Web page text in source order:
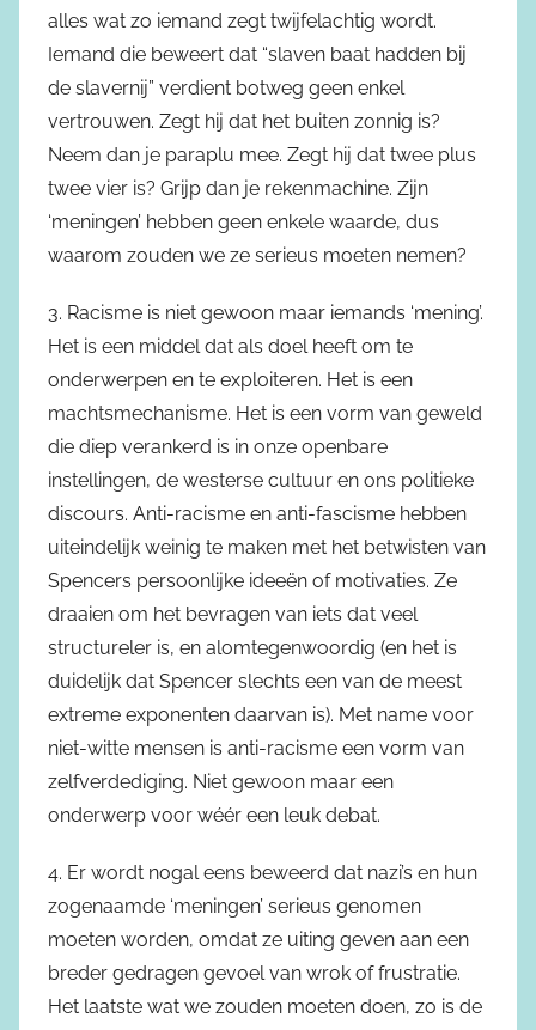
alles wat zo iemand zegt twijfelachtig wordt.
Iemand die beweert dat “slaven baat hadden bij
de slavernij” verdient botweg geen enkel
vertrouwen. Zegt hij dat het buiten zonnig is?
Neem dan je paraplu mee. Zegt hij dat twee plus
twee vier is? Grijp dan je rekenmachine. Zijn
‘meningen’ hebben geen enkele waarde, dus
waarom zouden we ze serieus moeten nemen?
3. Racisme is niet gewoon maar iemands ‘mening’.
Het is een middel dat als doel heeft om te
onderwerpen en te exploiteren. Het is een
machtsmechanisme. Het is een vorm van geweld
die diep verankerd is in onze openbare
instellingen, de westerse cultuur en ons politieke
discours. Anti-racisme en anti-fascisme hebben
uiteindelijk weinig te maken met het betwisten van
Spencers persoonlijke ideeën of motivaties. Ze
draaien om het bevragen van iets dat veel
structureler is, en alomtegenwoordig (en het is
duidelijk dat Spencer slechts een van de meest
extreme exponenten daarvan is). Met name voor
niet-witte mensen is anti-racisme een vorm van
zelfverdediging. Niet gewoon maar een
onderwerp voor wéér een leuk debat.
4. Er wordt nogal eens beweerd dat nazi’s en hun
zogenaamde ‘meningen’ serieus genomen
moeten worden, omdat ze uiting geven aan een
breder gedragen gevoel van wrok of frustratie.
Het laatste wat we zouden moeten doen, zo is de